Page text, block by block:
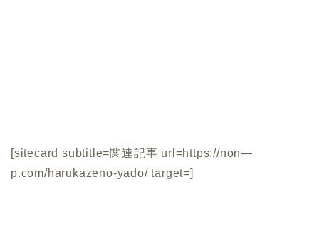
[sitecard subtitle=関連記事 url=https://non—
p.com/harukazeno-yado/ target=]